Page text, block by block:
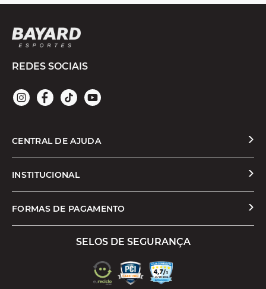
REDES SOCIAIS
CENTRAL DE AJUDA
Solicitar Troca ou Devolução
Formas de Pagamento
INSTITUCIONAL
Quem Somos
FORMAS DE PAGAMENTO
SELOS DE SEGURANÇA